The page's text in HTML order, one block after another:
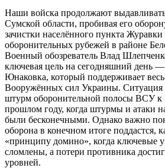
Наши войска продолжают
Сумской области, пробивая его
зачистки населённого пункта
оборонительных рубежей в районе
Военный обозреватель Влад
ключевая цель на сегодняшний день —
Юнаковка, который поддерживает
Вооружённых сил Украины. Ситуация
штурм оборонительной полосы ВСУ к
прошлом году, когда штурмы и атаки
были бесконечными. Однако важно
оборона в конечном итоге поддастся,
«принципу домино», когда ключевые
сломлены, а потери противника
уровней.